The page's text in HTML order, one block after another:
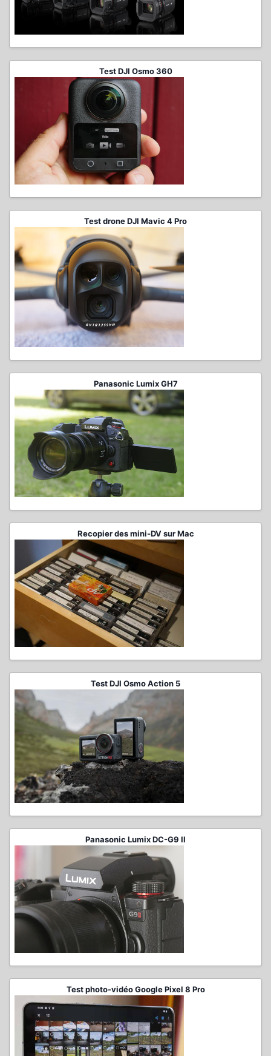
Test DJI Osmo 360
Test drone DJI Mavic 4 Pro
Panasonic Lumix GH7
Recopier des mini-DV sur Mac
Test DJI Osmo Action 5
Panasonic Lumix DC-G9 II
Test photo-vidéo Google Pixel 8 Pro